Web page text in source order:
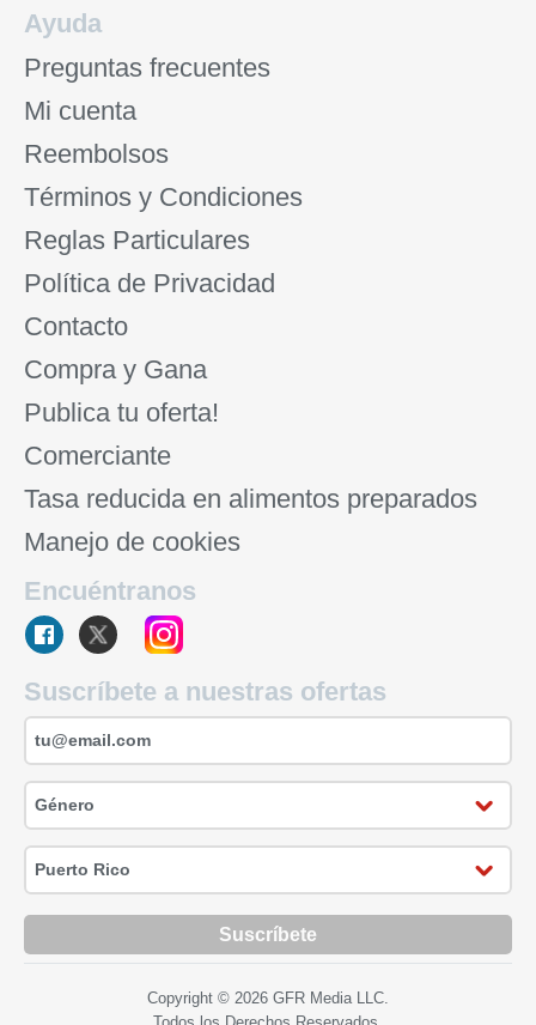
Ayuda
Preguntas frecuentes
Mi cuenta
Reembolsos
Términos y Condiciones
Reglas Particulares
Política de Privacidad
Contacto
Compra y Gana
Publica tu oferta!
Comerciante
Tasa reducida en alimentos preparados
Manejo de cookies
Encuéntranos
Suscríbete a nuestras ofertas
Suscríbete
Copyright © 2026 GFR Media LLC.